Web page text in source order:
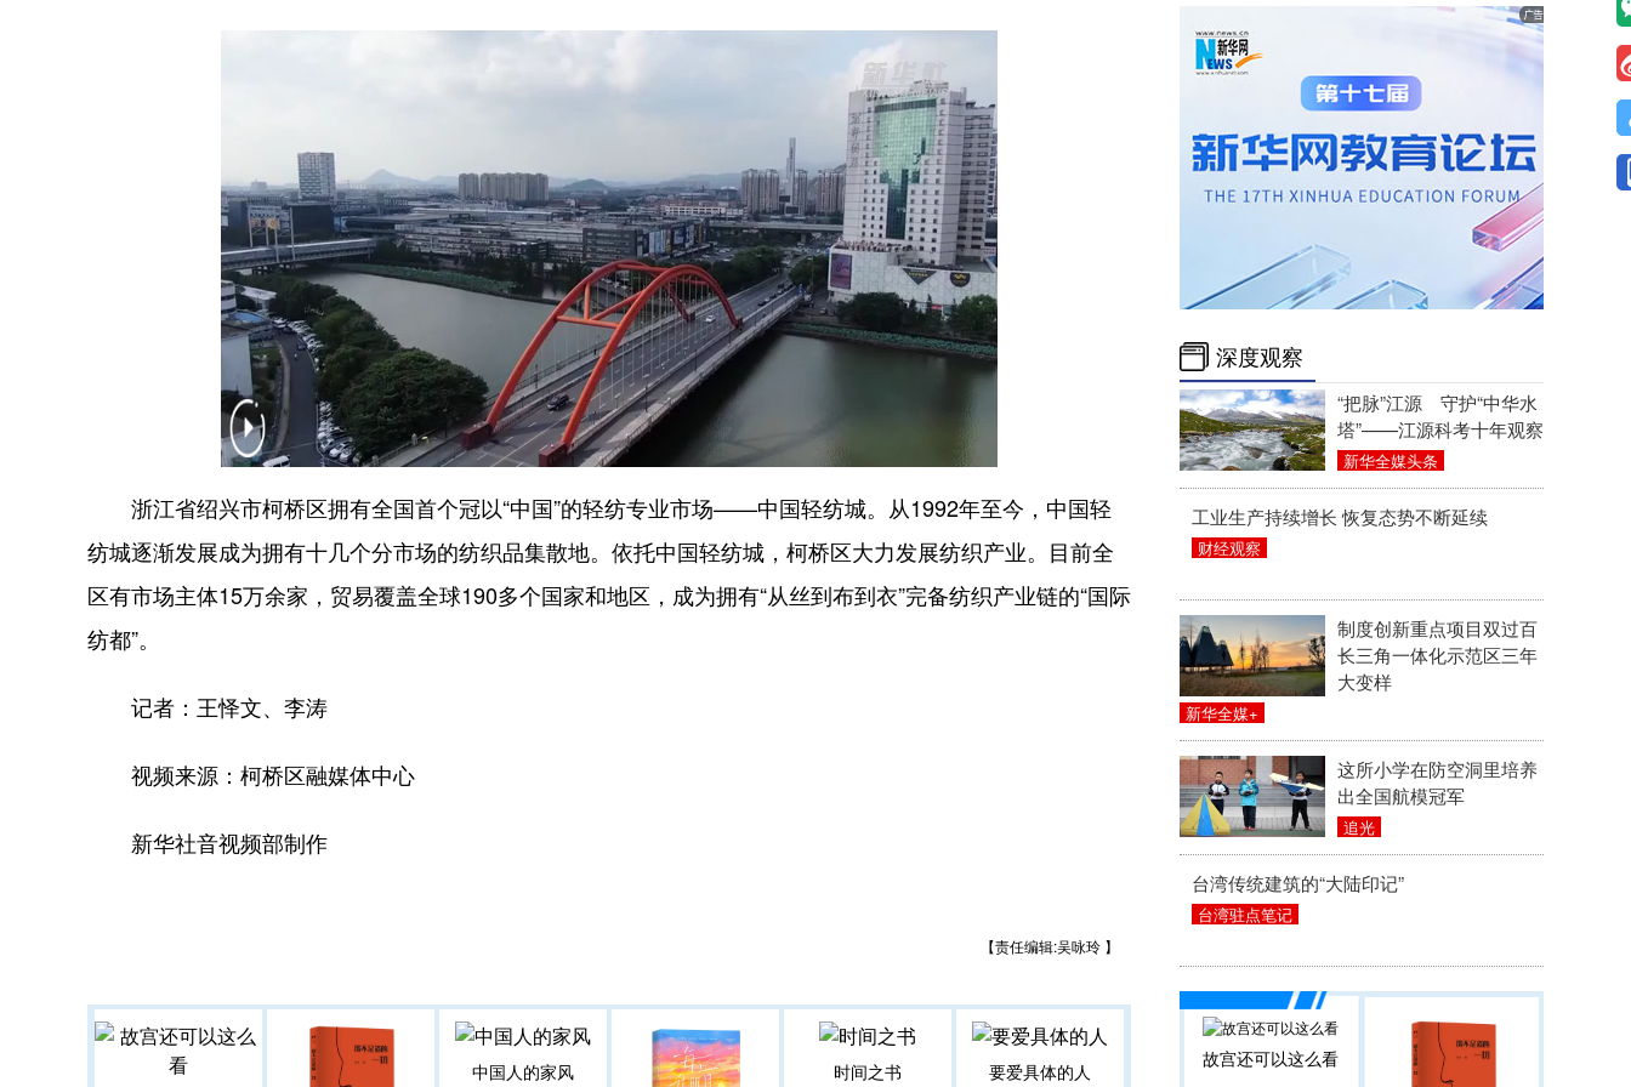
浙江省绍兴市柯桥区拥有全国首个冠以“中国”的轻纺专业市场——中国轻纺城。从1992年至今，中国轻
纺城逐渐发展成为拥有十几个分市场的纺织品集散地。依托中国轻纺城，柯桥区大力发展纺织产业。目前全
区有市场主体15万余家，贸易覆盖全球190多个国家和地区，成为拥有“从丝到布到衣”完备纺织产业链的“国际
纺都”。
记者：王怿文、李涛
视频来源：柯桥区融媒体中心
新华社音视频部制作
【责任编辑:吴咏玲 】
中国人的家风 时间之书 要爱具体的人
深度观察
“把脉”江源 守护“中华水
塔”——江源科考十年观察
新华全媒头条
工业生产持续增长 恢复态势不断延续
财经观察
制度创新重点项目双过百
长三角一体化示范区三年
大变样
新华全媒+
这所小学在防空洞里培养
出全国航模冠军
追光
台湾传统建筑的“大陆印记”
台湾驻点笔记
故宫还可以这么看